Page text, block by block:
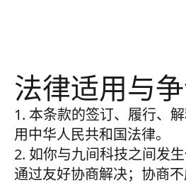
法律适用与
1. 本条款的签订、履行、
用中华人民共和国法律。
2. 如你与九间科技之间发
通过友好协商解决；协商